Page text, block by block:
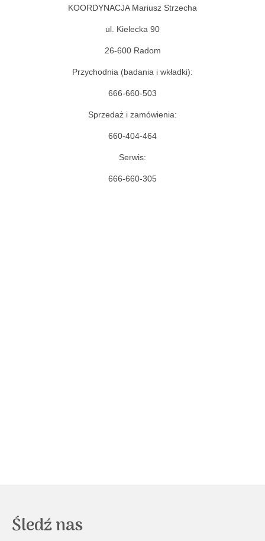
KOORDYNACJA Mariusz Strzecha
ul. Kielecka 90
26-600 Radom
Przychodnia (badania i wkładki):
666-660-503
Sprzedaż i zamówienia:
660-404-464
Serwis:
666-660-305
Śledź nas